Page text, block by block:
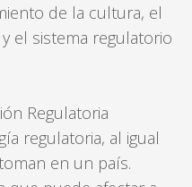
de la cultura, el
el sistema regulatorio
Regulatoria
regulatoria, al igual
en un país.